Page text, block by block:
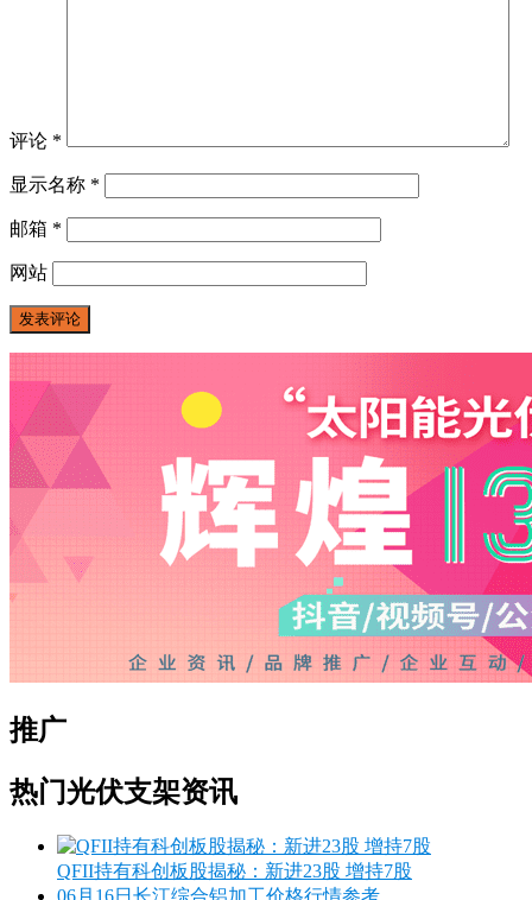
评论 *
显示名称 *
邮箱 *
网站
推广
热门光伏支架资讯
QFII持有科创板股揭秘：新进23股 增持7股
06月16日长江综合铝加工价格行情参考